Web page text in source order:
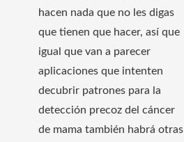
hacen nada que no les digas
que tienen que hacer, así que
igual que van a parecer
aplicaciones que intenten
decubrir patrones para la
detección precoz del cáncer
de mama también habrá otras